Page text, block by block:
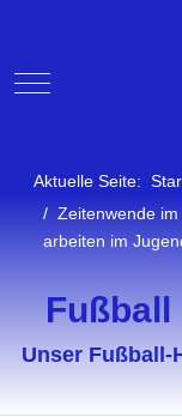
Mobile Menu Toggle
Aktuelle Seite:
Zeitenwende
arbeiten im
Fußball
Unser Fußball-